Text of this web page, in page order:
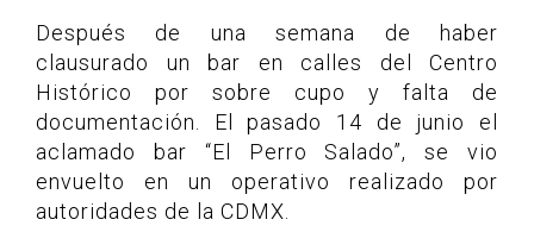
Después de una semana de haber
clausurado un bar en calles del Centro
Histórico por sobre cupo y falta de
documentación. El pasado 14 de junio el
aclamado bar “El Perro Salado”, se vio
envuelto en un operativo realizado por
autoridades de la CDMX.